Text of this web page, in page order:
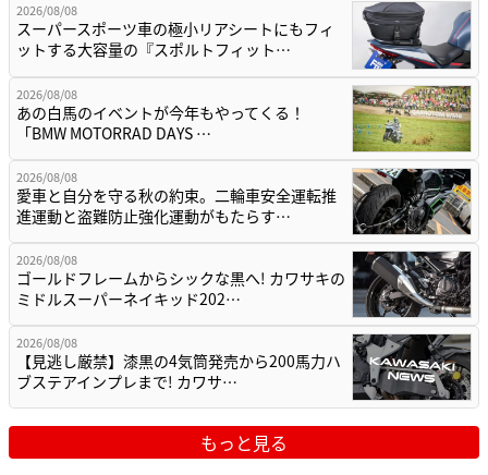
2026/08/08
スーパースポーツ車の極小リアシートにもフィ
ットする大容量の『スポルトフィット…
2026/08/08
あの白馬のイベントが今年もやってくる！
「BMW MOTORRAD DAYS …
2026/08/08
愛車と自分を守る秋の約束。二輪車安全運転推
進運動と盗難防止強化運動がもたらす…
2026/08/08
ゴールドフレームからシックな黒へ! カワサキの
ミドルスーパーネイキッド202…
2026/08/08
【見逃し厳禁】漆黒の4気筒発売から200馬力ハ
ブステアインプレまで! カワサ…
もっと見る